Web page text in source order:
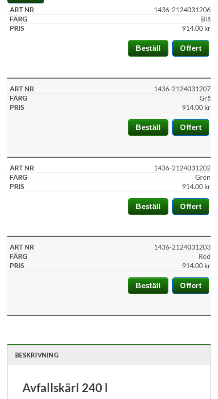
1436-2124031206
Blå
914.00 kr
Beställ Offert
1436-2124031207
Grå
914.00 kr
Beställ Offert
1436-2124031202
Grön
914.00 kr
Beställ Offert
1436-2124031203
Röd
914.00 kr
Beställ Offert
BESKRIVNING
Avfallskärl 240 l
bra som
möjligt
ditt besök.
de här
kakorna
från
hemsidan.
beteende
surfar
chansen
personligt
anpassat